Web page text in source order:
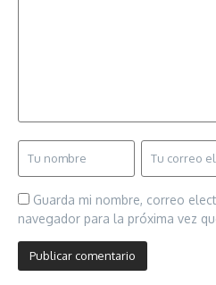
Guarda mi nombre, correo
navegador para la próxima vez